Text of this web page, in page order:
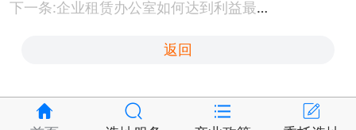
下一条:企业租赁办公室如何达到利益最大化？
返回